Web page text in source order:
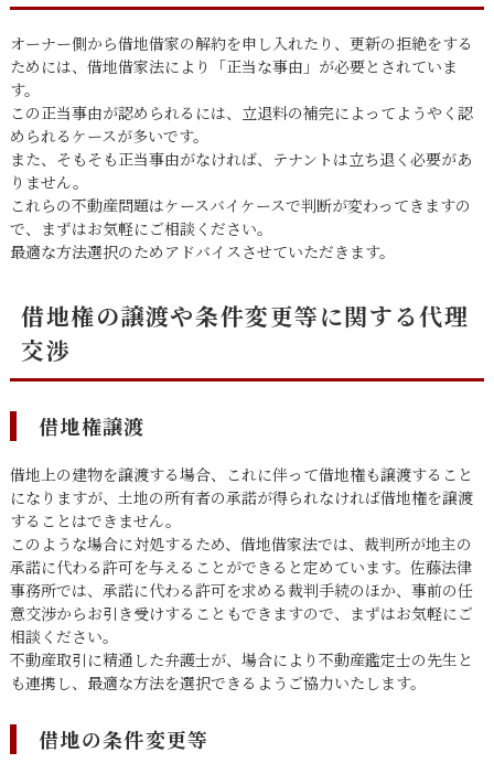
オーナー側から借地借家の解約を申し入れたり、更新の拒絶をする
ためには、借地借家法により「正当な事由」が必要とされていま
す。
この正当事由が認められるには、立退料の補完によってようやく認
められるケースが多いです。
また、そもそも正当事由がなければ、テナントは立ち退く必要があ
りません。
これらの不動産問題はケースバイケースで判断が変わってきますの
で、まずはお気軽にご相談ください。
最適な方法選択のためアドバイスさせていただきます。
借地権の譲渡や条件変更等に関する代理
交渉
借地権譲渡
借地上の建物を譲渡する場合、これに伴って借地権も譲渡すること
になりますが、土地の所有者の承諾が得られなければ借地権を譲渡
することはできません。
このような場合に対処するため、借地借家法では、裁判所が地主の
承諾に代わる許可を与えることができると定めています。佐藤法律
事務所では、承諾に代わる許可を求める裁判手続のほか、事前の任
意交渉からお引き受けすることもできますので、まずはお気軽にご
相談ください。
不動産取引に精通した弁護士が、場合により不動産鑑定士の先生と
も連携し、最適な方法を選択できるようご協力いたします。
借地の条件変更等